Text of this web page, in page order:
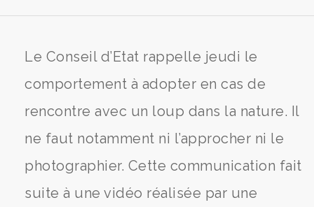
Le Conseil d’Etat rappelle jeudi le
comportement à adopter en cas de
rencontre avec un loup dans la nature. Il
ne faut notamment ni l’approcher ni le
photographier. Cette communication fait
suite à une vidéo réalisée par une